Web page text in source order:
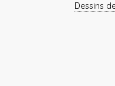
Dessins